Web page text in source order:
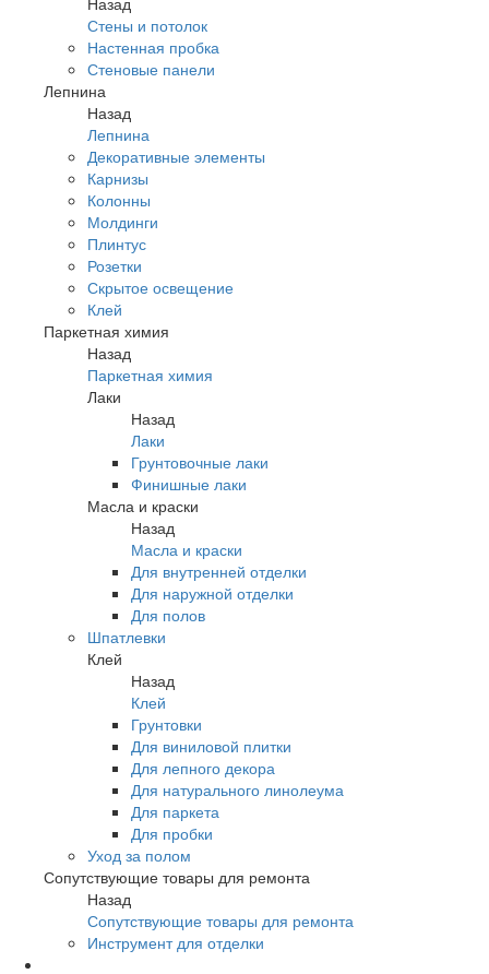
Стены и потолок
Настенная пробка
Стеновые панели
Лепнина
Назад
Лепнина
Декоративные элементы
Карнизы
Колонны
Молдинги
Плинтус
Розетки
Скрытое освещение
Клей
Паркетная химия
Назад
Паркетная химия
Лаки
Назад
Лаки
Грунтовочные лаки
Финишные лаки
Масла и краски
Назад
Масла и краски
Для внутренней отделки
Для наружной отделки
Для полов
Шпатлевки
Клей
Назад
Клей
Грунтовки
Для виниловой плитки
Для лепного декора
Для натурального линолеума
Для паркета
Для пробки
Уход за полом
Сопутствующие товары для ремонта
Назад
Сопутствующие товары для ремонта
Инструмент для отделки